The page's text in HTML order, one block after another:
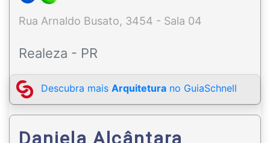
Rua Arnaldo Busato, 3454 - Sala 04
Realeza - PR
Descubra mais Arquitetura no GuiaSchnell
Daniela Alcântara